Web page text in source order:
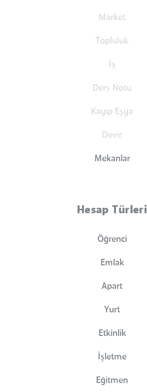
Market
Topluluk
İş
Ders Notu
Kayıp Eşya
Devir
Mekanlar
Hesap Türleri
Öğrenci
Emlak
Apart
Yurt
Etkinlik
İşletme
Eğitmen